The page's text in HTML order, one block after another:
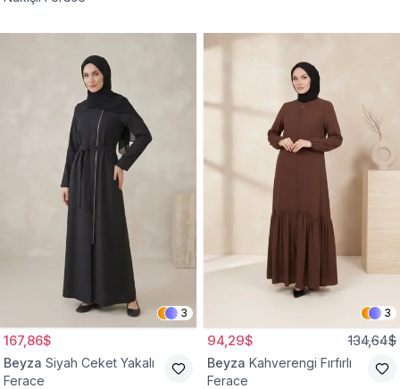
3
167,86$
Beyza Siyah Ceket Yakalı
Ferace
3
94,29$ 134,64$
Beyza Kahverengi Fırfırlı
Ferace